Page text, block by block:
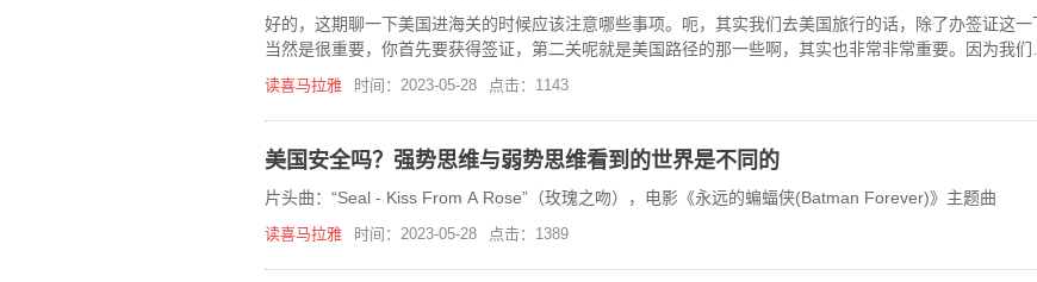
好的，这期聊一下美国进海关的时候应该注意哪些事项。呃，其实我们去美国旅行的话，除了办签证这一
当然是很重要，你首先要获得签证，第二关呢就是美国路径的那一些啊，其实也非常非常重要。因为我们
能原来没有这个感觉，包括国内包括欧洲去其他地方旅行，
读喜马拉雅 时间：2023-05-28 点击：1143
美国安全吗？强势思维与弱势思维看到的世界是不同的
片头曲：“Seal - Kiss From A Rose”（玫瑰之吻），电影《永远的蝙蝠侠(Batman Forever)》主题曲
读喜马拉雅 时间：2023-05-28 点击：1389